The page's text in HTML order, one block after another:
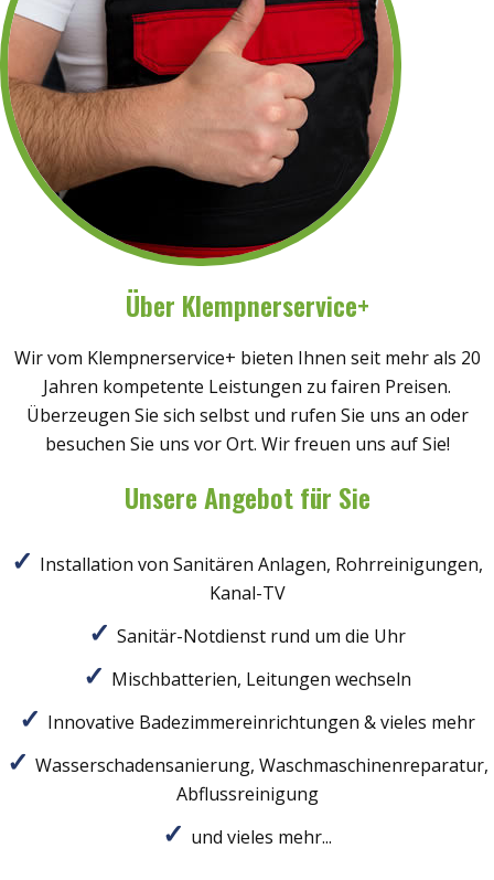
Über Klempnerservice+
Wir vom Klempnerservice+ bieten Ihnen seit mehr als 20
Jahren kompetente Leistungen zu fairen Preisen.
Überzeugen Sie sich selbst und rufen Sie uns an oder
besuchen Sie uns vor Ort. Wir freuen uns auf Sie!
Unsere Angebot für Sie
Installation von Sanitären Anlagen, Rohrreinigungen,
Kanal-TV
Sanitär-Notdienst rund um die Uhr
Mischbatterien, Leitungen wechseln
Innovative Badezimmereinrichtungen & vieles mehr
Wasserschadensanierung, Waschmaschinenreparatur,
Abflussreinigung
und vieles mehr...